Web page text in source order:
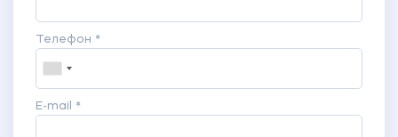
Телефон *
E-mail *